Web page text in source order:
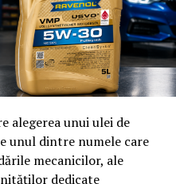
alegerea unui ulei de
unul dintre numele care
mecanicilor, ale
dedicate